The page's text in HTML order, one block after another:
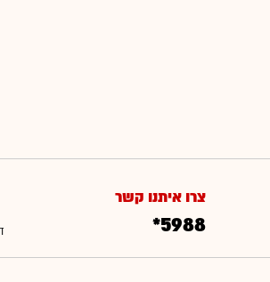
צרו איתנו קשר
*5988